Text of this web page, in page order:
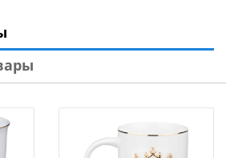
и безопасны для
продуктами. Можно